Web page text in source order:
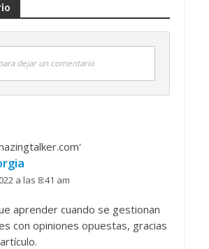
dejar un comentario
a las 8:41 am
aprender cuando se gestionan
con opiniones opuestas, gracias